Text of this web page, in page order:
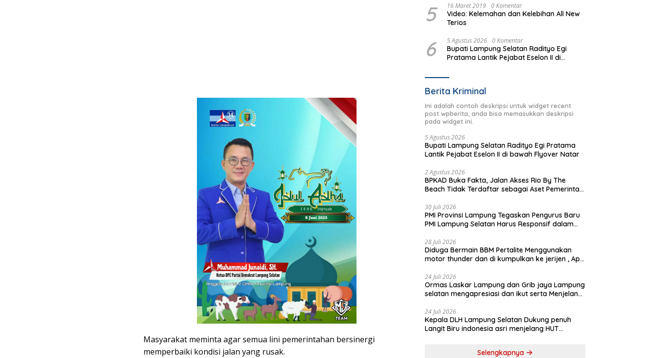
Masyarakat meminta agar semua lini pemerintahan bersinergi
memperbaiki kondisi jalan yang rusak.
5 16 Maret 2019 0 Komentar
Video: Kelemahan dan Kelebihan All New
Terios
6 5 Agustus 2026 0 Komentar
Bupati Lampung Selatan Radityo Egi
Pratama Lantik Pejabat Eselon II di
Berita Kriminal
Ini adalah contoh deskripsi untuk widget recent
post wpberita, anda bisa memasukkan deskripsi
pada widget ini.
5 Agustus 2026
Bupati Lampung Selatan Radityo Egi Pratama
Lantik Pejabat Eselon II di bawah Flyover Natar
2 Agustus 2026
BPKAD Buka Fakta, Jalan Akses Rio By The
Beach Tidak Terdaftar sebagai Aset Pemerintah
30 Juli 2026
PMI Provinsi Lampung Tegaskan Pengurus Baru
PMI Lampung Selatan Harus Responsif dalam
28 Juli 2026
Diduga Bermain BBM Pertalite Menggunakan
motor thunder dan di kumpulkan ke jerijen , Apri
24 Juli 2026
Ormas Laskar Lampung dan Grib jaya Lampung
selatan mengapresiasi dan ikut serta Menjelang
pimpinan cabang) Partai Demokrat Lampung
Selatan gelar aksi bersih-bersih pantai dan
menanam pohon
24 Juli 2026
Kepala DLH Lampung Selatan Dukung penuh
Langit Biru indonesia asri menjelang HUT
Selengkapnya